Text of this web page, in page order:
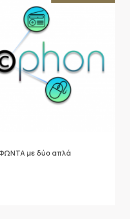
με δύο απλά